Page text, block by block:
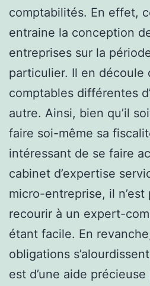
comptabilités. En effet,
entraine la conception
entreprises sur la
particulier. Il en découle
comptables différentes
autre. Ainsi, bien qu’il
faire soi-même sa
intéressant de se faire
cabinet d’expertise
micro-entreprise, il
recourir à un expert-
étant facile. En
obligations
est d’une aide